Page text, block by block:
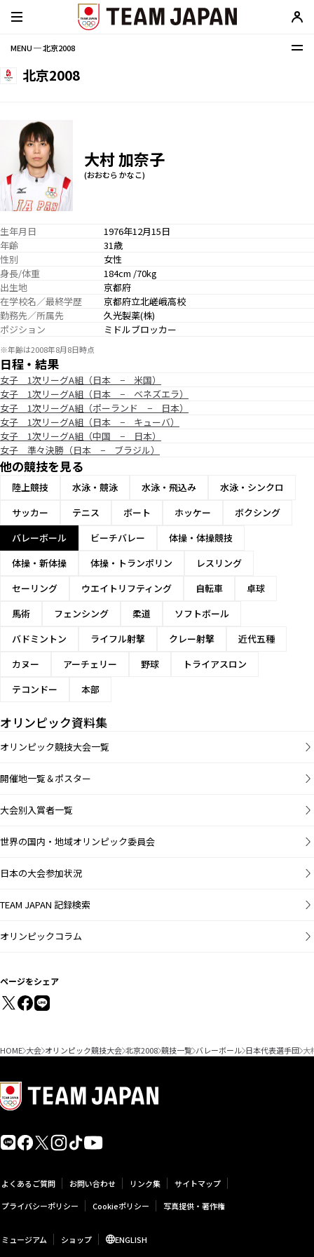
MENU ─ 北京2008
北京2008
大村 加奈子
(おおむら かなこ)
生年月日
1976年12月15日
年齢
31歳
性別
女性
身長/体重
184cm /70kg
出生地
京都府
在学校名／最終学歴
京都府立北嵯峨高校
勤務先／所属先
久光製薬(株)
ポジション
ミドルブロッカー
※年齢は2008年8月8日時点
日程・結果
女子 1次リーグA組（日本 − 米国）
女子 1次リーグA組（日本 − ベネズエラ）
女子 1次リーグA組（ポーランド − 日本）
女子 1次リーグA組（日本 − キューバ）
女子 1次リーグA組（中国 − 日本）
女子 準々決勝（日本 − ブラジル）
他の競技を見る
陸上競技 水泳・競泳 水泳・飛込み
水泳・シンクロ
サッカー
テニス ボート ホッケー
ボクシング
バレーボール
ビーチバレー
体操・体操競技
体操・新体操
体操・トランポリン
レスリング
セーリング
ウエイトリフティング 自転車
卓球
馬術
フェンシング 柔道
ソフトボール
バドミントン
ライフル射撃 クレー射撃
近代五種
カヌー
アーチェリー 野球
トライアスロン
テコンドー
本部
オリンピック資料集
オリンピック競技大会一覧
開催地一覧＆ポスター
大会別入賞者一覧
世界の国内・地域オリンピック委員会
日本の大会参加状況
TEAM JAPAN 記録検索
オリンピックコラム
ページをシェア
HOME 大会 オリンピック競技大会 北京2008 競技一覧 バレーボール 日本代表選手団 大
よくあるご質問 お問い合わせ リンク集
サイトマップ
プライバシーポリシー
Cookieポリシー 写真提供・著作権
ミュージアム ショップ ENGLISH